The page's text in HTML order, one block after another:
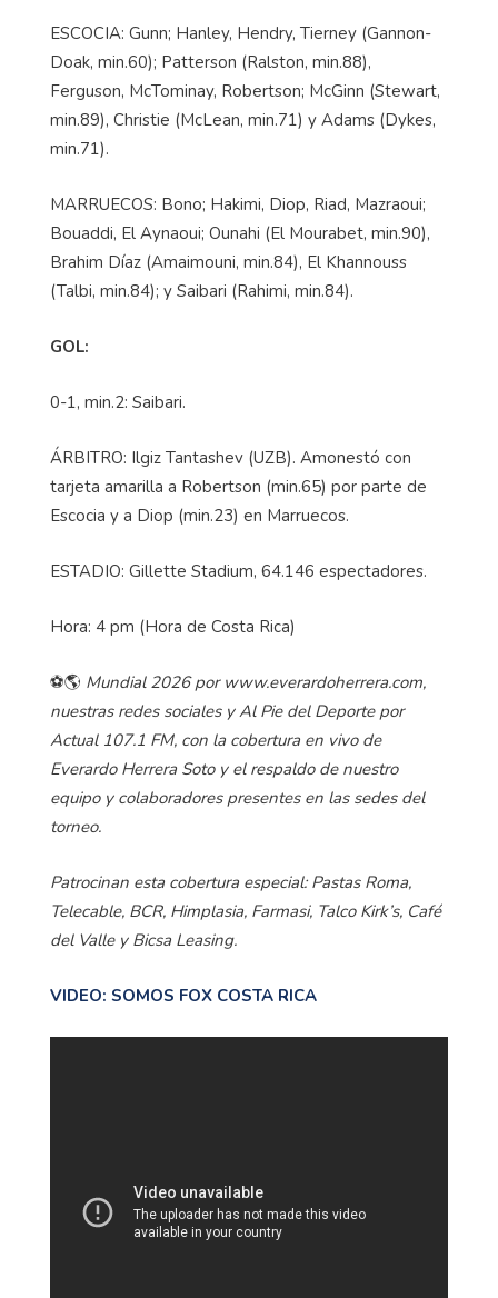
ESCOCIA: Gunn; Hanley, Hendry, Tierney (Gannon-
Doak, min.60); Patterson (Ralston, min.88),
Ferguson, McTominay, Robertson; McGinn (Stewart,
min.89), Christie (McLean, min.71) y Adams (Dykes,
min.71).
MARRUECOS: Bono; Hakimi, Diop, Riad, Mazraoui;
Bouaddi, El Aynaoui; Ounahi (El Mourabet, min.90),
Brahim Díaz (Amaimouni, min.84), El Khannouss
(Talbi, min.84); y Saibari (Rahimi, min.84).
GOL:
0-1, min.2: Saibari.
ÁRBITRO: Ilgiz Tantashev (UZB). Amonestó con
tarjeta amarilla a Robertson (min.65) por parte de
Escocia y a Diop (min.23) en Marruecos.
ESTADIO: Gillette Stadium, 64.146 espectadores.
Hora: 4 pm (Hora de Costa Rica)
⚽🌎 Mundial 2026 por www.everardoherrera.com,
nuestras redes sociales y Al Pie del Deporte por
Actual 107.1 FM, con la cobertura en vivo de
Everardo Herrera Soto y el respaldo de nuestro
equipo y colaboradores presentes en las sedes del
torneo.
Patrocinan esta cobertura especial: Pastas Roma,
Telecable, BCR, Himplasia, Farmasi, Talco Kirk’s, Café
del Valle y Bicsa Leasing.
VIDEO: SOMOS FOX COSTA RICA